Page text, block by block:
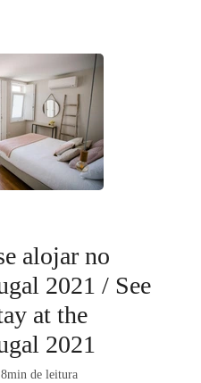
alojar no
2021 / See
at the
2021
8min de leitura